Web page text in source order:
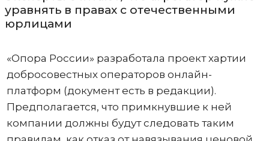
уравнять в правах с отечественными
юрлицами
«Опора России» разработала проект хартии
добросовестных операторов онлайн-
платформ (документ есть в редакции).
Предполагается, что примкнувшие к ней
компании должны будут следовать таким